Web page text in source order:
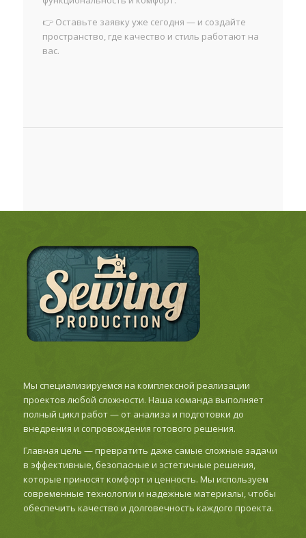
👉 Оставьте заявку уже сегодня — и создайте
пространство, где качество и стиль работают на
вас.
Мы специализируемся на комплексной реализации
проектов любой сложности. Наша команда выполняет
полный цикл работ — от анализа и подготовки до
внедрения и сопровождения готового решения.
Главная цель — превратить даже самые сложные задачи
в эффективные, безопасные и эстетичные решения,
которые приносят комфорт и ценность. Мы используем
современные технологии и надежные материалы, чтобы
обеспечить качество и долговечность каждого проекта.